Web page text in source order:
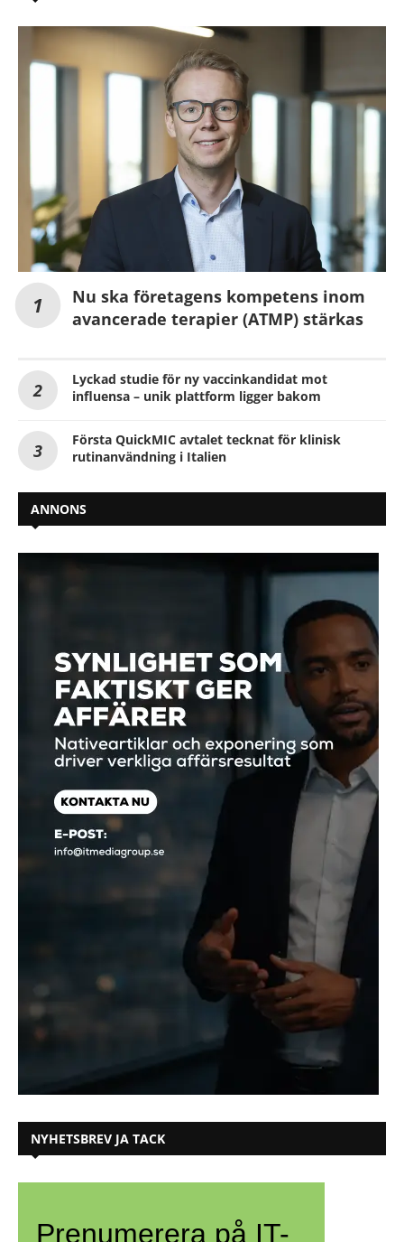
Nu ska företagens kompetens inom
avancerade terapier (ATMP) stärkas
Lyckad studie för ny vaccinkandidat mot
influensa – unik plattform ligger bakom
Första QuickMIC avtalet tecknat för klinisk
rutinanvändning i Italien
ANNONS
NYHETSBREV JA TACK